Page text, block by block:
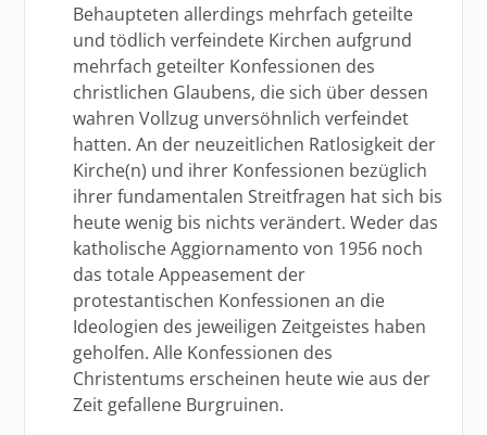
Behaupteten allerdings mehrfach geteilte
und tödlich verfeindete Kirchen aufgrund
mehrfach geteilter Konfessionen des
christlichen Glaubens, die sich über dessen
wahren Vollzug unversöhnlich verfeindet
hatten. An der neuzeitlichen Ratlosigkeit der
Kirche(n) und ihrer Konfessionen bezüglich
ihrer fundamentalen Streitfragen hat sich bis
heute wenig bis nichts verändert. Weder das
katholische Aggiornamento von 1956 noch
das totale Appeasement der
protestantischen Konfessionen an die
Ideologien des jeweiligen Zeitgeistes haben
geholfen. Alle Konfessionen des
Christentums erscheinen heute wie aus der
Zeit gefallene Burgruinen.